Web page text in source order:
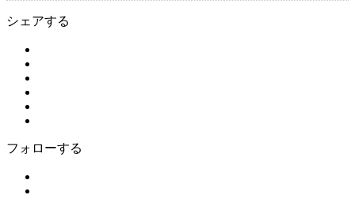
シェアする
フォローする